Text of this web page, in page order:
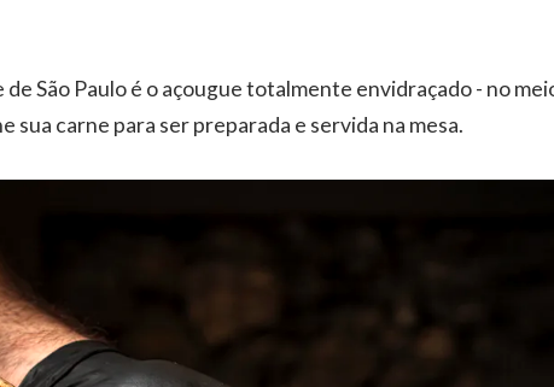
São Paulo é o açougue totalmente envidraçado - no
sua carne para ser preparada e servida na mesa.